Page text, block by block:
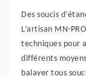
Des soucis
L’artisan MN-
techniques pour
différents
balayer tous